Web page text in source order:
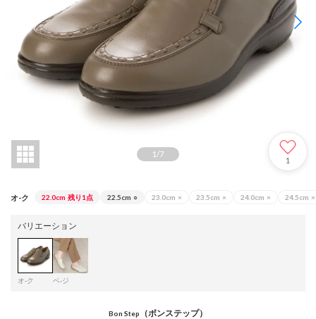
1/7
1
オ-ク 22.0cm 残り1点 22.5cm ○ 23.0cm × 23.5cm × 24.0cm × 24.5cm ×
バリエーション
オ-ク ベ-ジ
Bon Step （ボンステップ）